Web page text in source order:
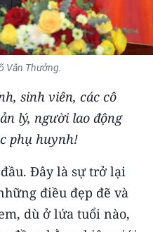
XÃ
Văn Thưởng.
sinh viên, các cô
lý, người lao động
phụ huynh!
Đây là sự trở lại
điều đẹp đẽ và
dù ở lứa tuổi nào,